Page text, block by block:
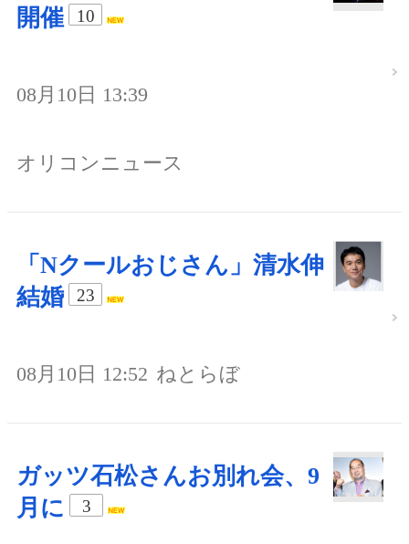
開催
10
08月10日 13:39
オリコンニュース
「Nクールおじさん」清水伸
結婚
23
08月10日 12:52 ねとらぼ
ガッツ石松さんお別れ会、9
月に
3